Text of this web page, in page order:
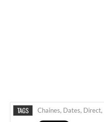
TAGS Chaines, Dates, Direct,